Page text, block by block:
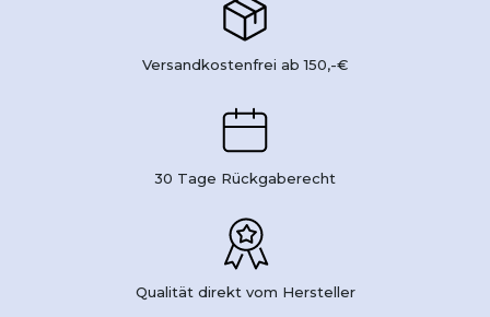
Versandkostenfrei ab 150,-€
30 Tage Rückgaberecht
Qualität direkt vom Hersteller